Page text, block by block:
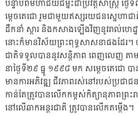
បន្ទាប់ពីមហាជ័យជម្នះជាប្រវត្តិសាស្ត្រ ថ្
ម្តេចតេជោ រួមជាមួយឥស្សរយជនស្នេហាជ
ដឹកនាំ ស្តារ និងកសាងឡើងវិញនូវរាល់ហេដ្ឋ
នោះក៏មានវិស័យព្រះពុទ្ធសាសនាផងដែរ
ជាតិទទួលបាននូវសន្តិភាព ពេញលេញ ត
នាថ្ងៃទី២៩ ធ្នូ ១៩៩៨ មក សម្តេចតេជោ ប
មានការអភិវឌ្ឍ ជីវភាពរស់នៅរបស់ប្រជាជ
កាន់តែត្រូវបានលើកកម្ពស់កិត្យានុភាពព្រះ
នៅលើឆាកអន្តរជាតិ ត្រូវបានលើកតម្កើង។